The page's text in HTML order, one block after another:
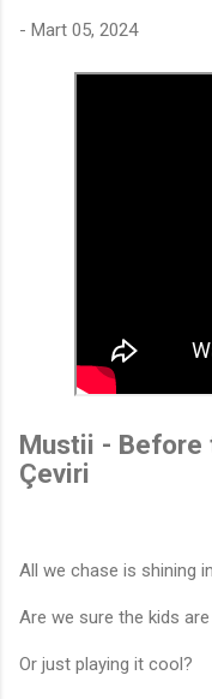
- Mart 05, 2024
Mustii - Before
Çeviri
All we chase is shining
Are we sure the kids
Or just playing it cool?